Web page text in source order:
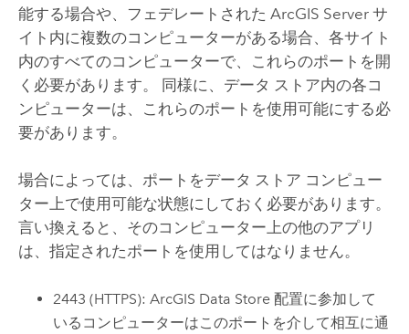
能する場合や、フェデレートされた ArcGIS Serverサ
イト内に複数のコンピューターがある場合、各サイト
内のすべてのコンピューターで、これらのポートを開
く必要があります。 同様に、データ ストア内の各コ
ンピューターは、これらのポートを使用可能にする必
要があります。
場合によっては、ポートをデータ ストア コンピュー
ター上で使用可能な状態にしておく必要があります。
言い換えると、そのコンピューター上の他のアプリ
は、指定されたポートを使用してはなりません。
2443 (HTTPS):ArcGIS Data Store 配置に参加して
いるコンピューターはこのポートを介して相互に通